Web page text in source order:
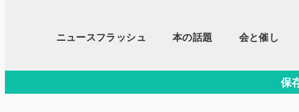
移
ニュースフラッシュ 本の話題 会と催し
保